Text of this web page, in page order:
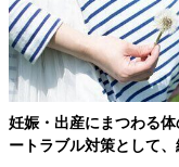
べてみたら……」など
性の話、特にプライ
が「嫌なときは嫌っ
実際は「嫌」と言え
ときは嫌って言ってい
と、自分が悪いこと
妊娠・出産にまつわる
ートラブル対策として